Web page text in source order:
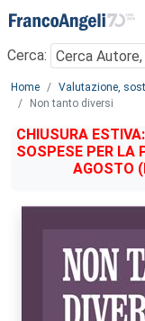
Menu
Cerca:
Main content
Home
Valutazione,
Non tanto diversi
CHIUSURA
SOSPESE PER LA
AGOSTO